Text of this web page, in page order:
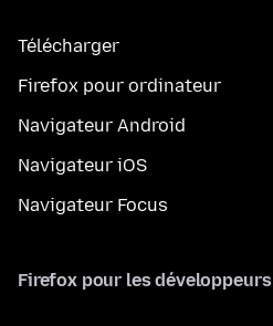
Télécharger
Firefox pour ordinateur
Navigateur Android
Navigateur iOS
Navigateur Focus
Firefox pour les développeurs